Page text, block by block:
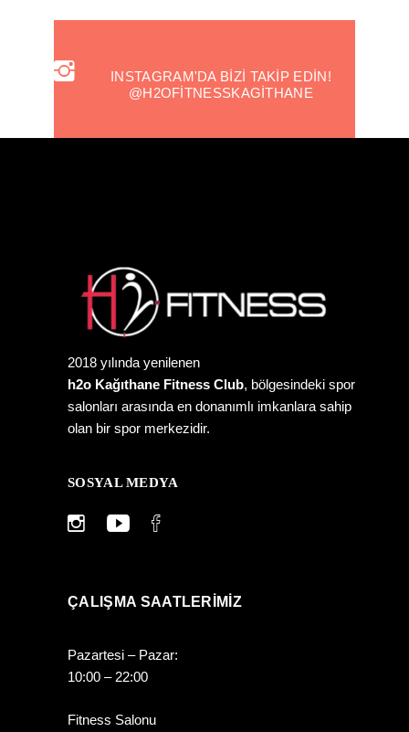
INSTAGRAM'DA BIZI TAKIP EDIN!
@H2OFITNESSKAGITHANE
2018 yılında yenilenen
h2o Kağıthane Fitness Club, bölgesindeki spor
salonları arasında en donanımlı imkanlara sahip
olan bir spor merkezidir.
SOSYAL MEDYA
ÇALIŞMA SAATLERIMIZ
Pazartesi – Pazar:
10:00 – 22:00
Fitness Salonu